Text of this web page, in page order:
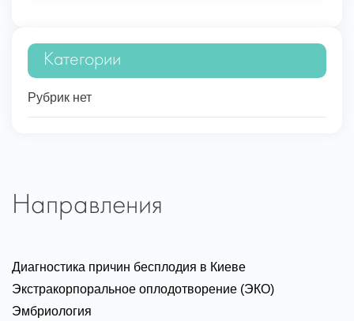
Категории
Рубрик нет
Направления
Диагностика причин бесплодия в Киеве
Экстракорпоральное оплодотворение (ЭКО)
Эмбриология